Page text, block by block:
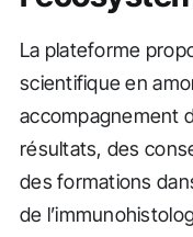
La plateforme
scientifique en
accompagnement
résultats, des
des formations
de